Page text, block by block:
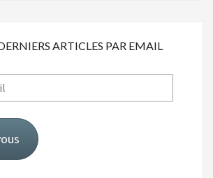
ARTICLES PAR EMAIL